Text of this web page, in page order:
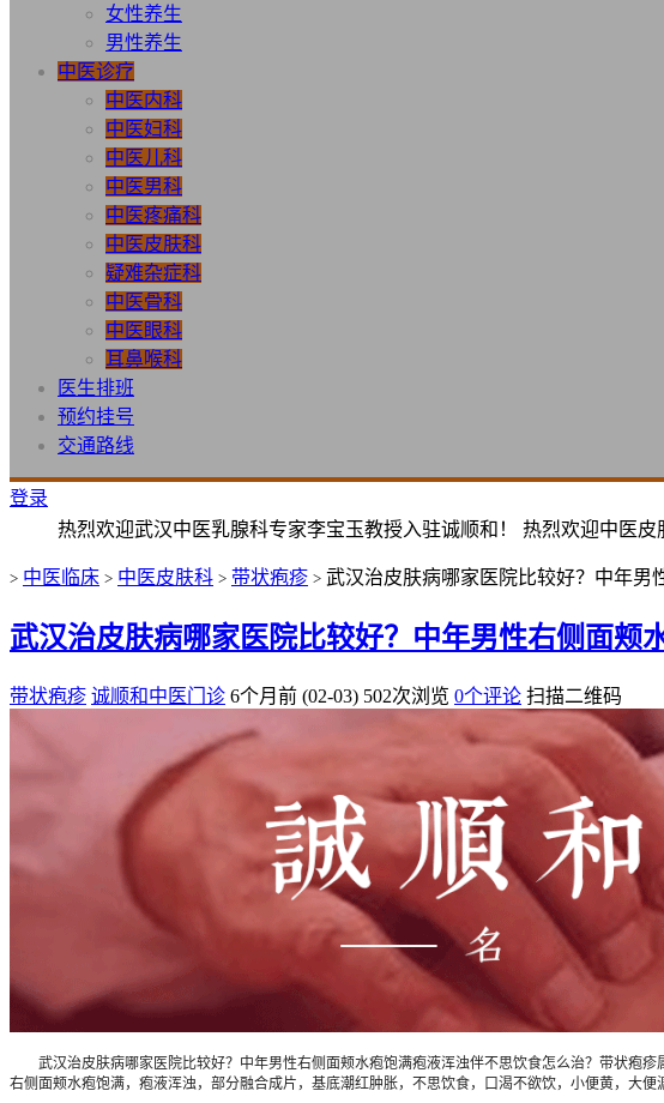
女性养生
男性养生
中医诊疗
中医内科
中医妇科
中医儿科
中医男科
中医疼痛科
中医皮肤科
疑难杂症科
中医骨科
中医眼科
耳鼻喉科
医生排班
预约挂号
交通路线
登录
热烈欢迎武汉中医乳腺科专家李宝玉教授入驻诚顺和！ 热烈欢迎中医
> 中医临床 > 中医皮肤科 > 带状疱疹 > 武汉治皮肤病哪家医院比较好？中年男
武汉治皮肤病哪家医院比较好？中年男性右侧面颊
带状疱疹 诚顺和中医门诊 6个月前 (02-03) 502次浏览 0个评论 扫描二维码
武汉治皮肤病哪家医院比较好？中年男性右侧面颊水疱饱满疱液浑浊伴不思饮食怎么治？带状疱疹
右侧面颊水疱饱满，疱液浑浊，部分融合成片，基底潮红肿胀，不思饮食，口渴不欲饮，小便黄，大便